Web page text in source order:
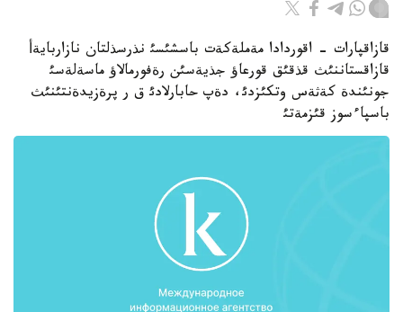
قازاقپارات - اقوردادا مةملةكةت باسشئسئ نذرسذلتان نازاربايةأ
قازاقستاننئث قذقئق قورعاؤ جذيةسئن رةفورمالاؤ ماسةلةسئ
جونئندة كةثةس وتكئزدئ، دةپ حابارلادئ ق ر پرةزيدةنتئنئث
باسپاءسوز قئزمةتئ